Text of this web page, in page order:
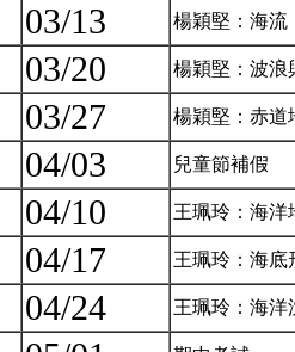
03/13 楊穎堅：海流
03/20 楊穎堅：波
03/27 楊穎堅：赤
04/03 兒童節補假
04/10 王珮玲：海
04/17 王珮玲：海
04/24 王珮玲：海